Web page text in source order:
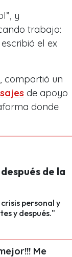
y
trabajo:
, escribió el ex
compartió un
de apoyo
donde
de la
personal y
y después."
Me